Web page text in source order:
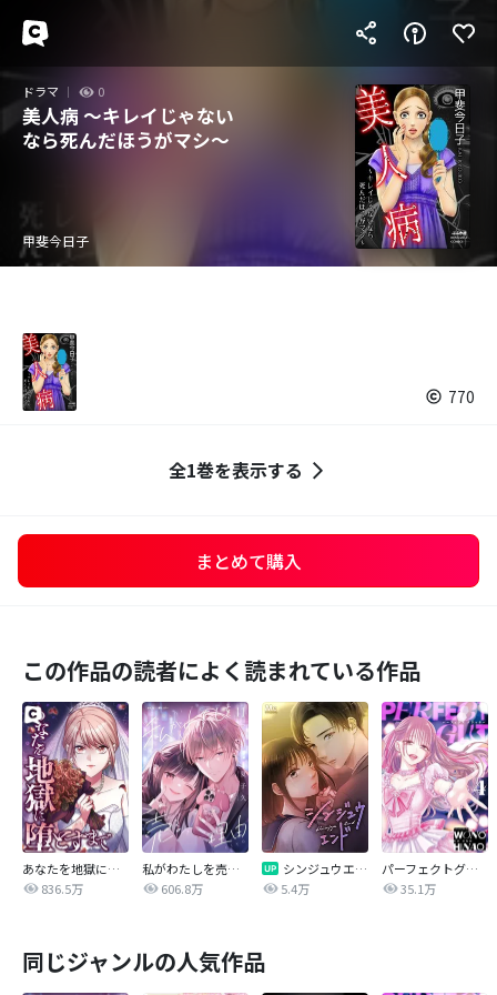
ドラマ 0
美人病 ～キレイじゃない
なら死んだほうがマシ～
甲斐今日子
770
全1巻を表示する
まとめて購入
この作品の読者によく読まれている作品
あなたを地獄に堕とすまで
836.5万
私がわたしを売る理由
606.8万
シンジュウエンド【タテヨミ】
5.4万
パーフェクトグリッター
35.1万
同じジャンルの人気作品